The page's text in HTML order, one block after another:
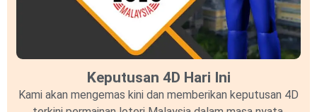
Keputusan 4D Hari Ini
Kami akan mengemas kini dan memberikan keputusan 4D